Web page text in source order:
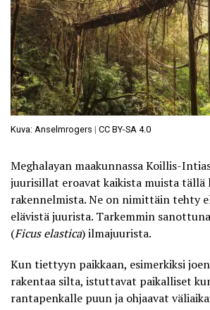
Kuva: Anselmrogers | CC BY-SA 4.0
Meghalayan maakunnassa Koillis-
juurisillat eroavat kaikista muista
rakennelmista. Ne on nimittäin tehty
elävistä juurista. Tarkemmin
(Ficus elastica) ilmajuurista.
Kun tiettyyn paikkaan, esimerkiksi
rakentaa silta, istuttavat paikalliset
rantapenkalle puun ja ohjaavat